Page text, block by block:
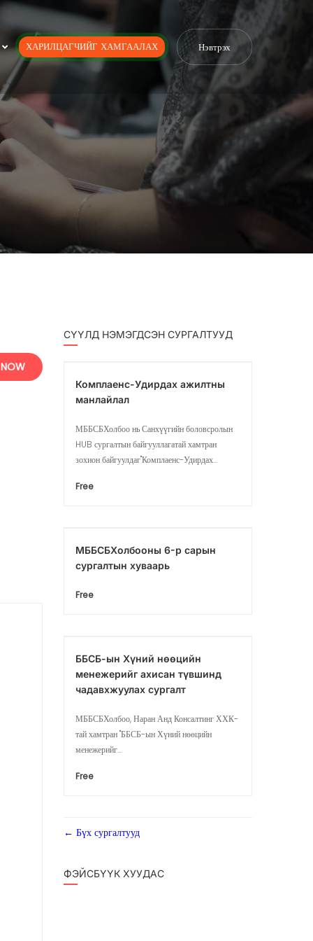
ХАРИЛЦАГЧИЙГ ХАМГААЛАХ Нэвтрэх
СҮҮЛД НЭМЭГДСЭН СУРГАЛТУУД
Комплаенс-Удирдах ажилтны
манлайлал
МББСБХолбоо нь Санхүүгийн боловсролын
HUB сургалтын байгууллагатай хамтран
зохион байгуулдаг"Комплаенс-Удирдах...
Free
МББСБХолбооны 6-р сарын
сургалтын хуваарь
Free
ББСБ-ын Хүний нөөцийн
менежерийг ахисан түвшинд
чадавхжуулах сургалт
МББСБХолбоо, Наран Анд Консалтинг ХХК-
тай хамтран "ББСБ-ын Хүний нөөцийн
менежерийг...
Free
Бүх сургалтууд
ФЭЙСБҮҮК ХУУДАС